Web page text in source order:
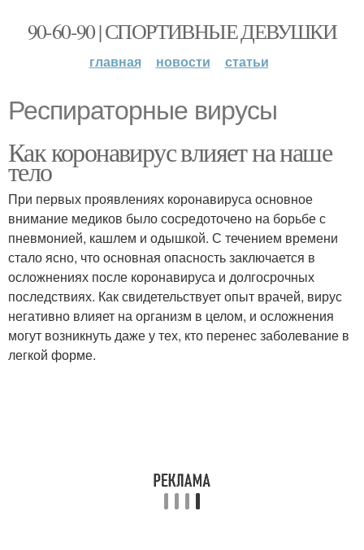
90-60-90 | СПОРТИВНЫЕ ДЕВУШКИ
главная новости статьи
Респираторные вирусы
Как коронавирус влияет на наше
тело
При первых проявлениях коронавируса основное
внимание медиков было сосредоточено на борьбе с
пневмонией, кашлем и одышкой. С течением времени
стало ясно, что основная опасность заключается в
осложнениях после коронавируса и долгосрочных
последствиях. Как свидетельствует опыт врачей, вирус
негативно влияет на организм в целом, и осложнения
могут возникнуть даже у тех, кто перенес заболевание в
легкой форме.